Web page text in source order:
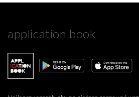
application book